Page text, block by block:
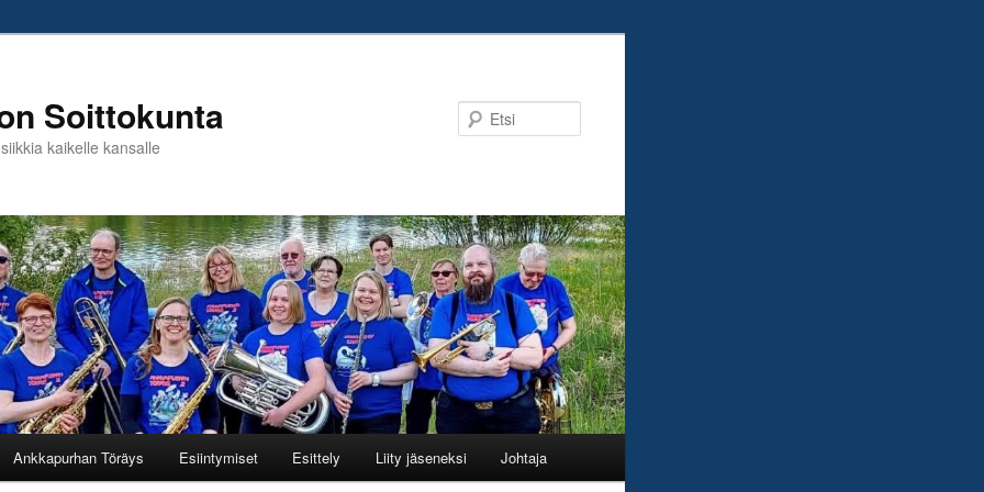
Soittokunta
kaikelle kansalle
Ankkapurhan Töräys Esiintymiset Esittely Liity jäseneksi Johtaja